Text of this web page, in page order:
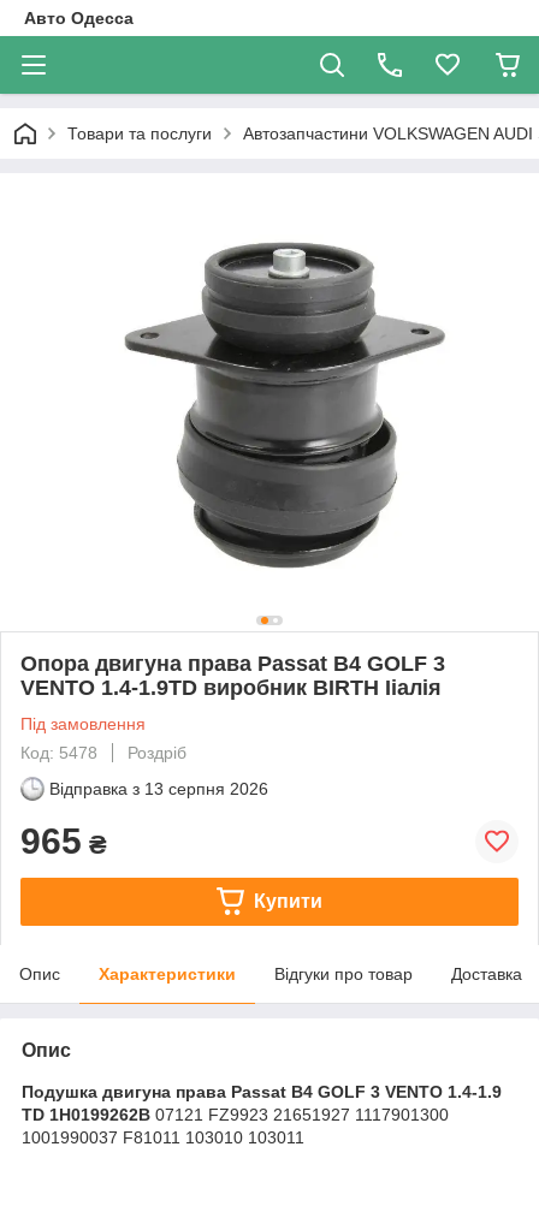
Авто Одесса
Товари та послуги Автозапчастини VOLKSWAGEN AUDI
Опора двигуна права Passat B4 GOLF 3
VENTO 1.4-1.9TD виробник BIRTH Ііалія
Під замовлення
Код: 5478
Роздріб
Відправка з 13 серпня 2026
965 ₴
Купити
Опис Характеристики Відгуки про товар Доставка
Опис
Подушка двигуна права Passat B4 GOLF 3 VENTO 1.4-1.9
TD 1H0199262B 07121 FZ9923 21651927 1117901300
1001990037 F81011 103010 103011